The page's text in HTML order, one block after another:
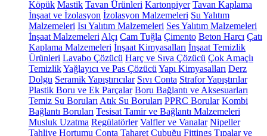
Köpük Mastik Tavan Ürünleri Kartonpiyer Tavan Kaplama
İnşaat ve İzolasyon İzolasyon Malzemeleri Su Yalıtım
Malzemeleri Isı Yalıtım Malzemeleri Ses Yalıtım Malzemeleri
İnşaat Malzemeleri Alçı Cam Tuğla Çimento Beton Harcı Çatı
Kaplama Malzemeleri İnşaat Kimyasalları İnşaat Temizlik
Ürünleri Lavabo Çözücü Harç ve Sıva Çözücü Çok Amaçlı
TemizlikYağlayıcı ve Pas Çözücü Yapı Kimyasalları Derz
Dolgu Seramik Yapıştırıcılar Sıvı Conta Strafor Yapıştırılar
Plastik Boru ve Ek Parçalar Boru Bağlantı ve Aksesuarları
Temiz Su Boruları Atık Su Boruları PPRC Borular Kombi
Bağlantı Boruları Tesisat Tamir ve Bağlantı Malzemeleri
Musluk Uzatma Regülatörler Valfler ve Vanalar Nipeller
Tahliye Hortumu Conta Taharet Çubuğu Fittings Tıpalar ve